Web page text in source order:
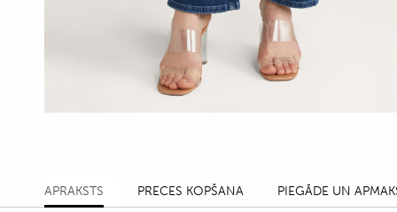
APRAKSTS PRECES KOPŠANA PIEGĀDE UN